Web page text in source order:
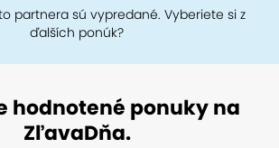
partnera sú vypredané. Vyberiete si z
ďalších ponúk?
hodnotené ponuky na
ZľavaDňa.